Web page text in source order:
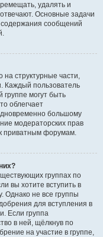
удалять и
Основные задачи
содержания сообщений
структурные части,
Каждый пользователь
группе могут быть
облегчает
большому
модераторских прав
приватным форумам.
группах по
вы хотите вступить в
Однако не все группы
для вступления в
Если группа
в ней, щёлкнув по
на участие в группе,